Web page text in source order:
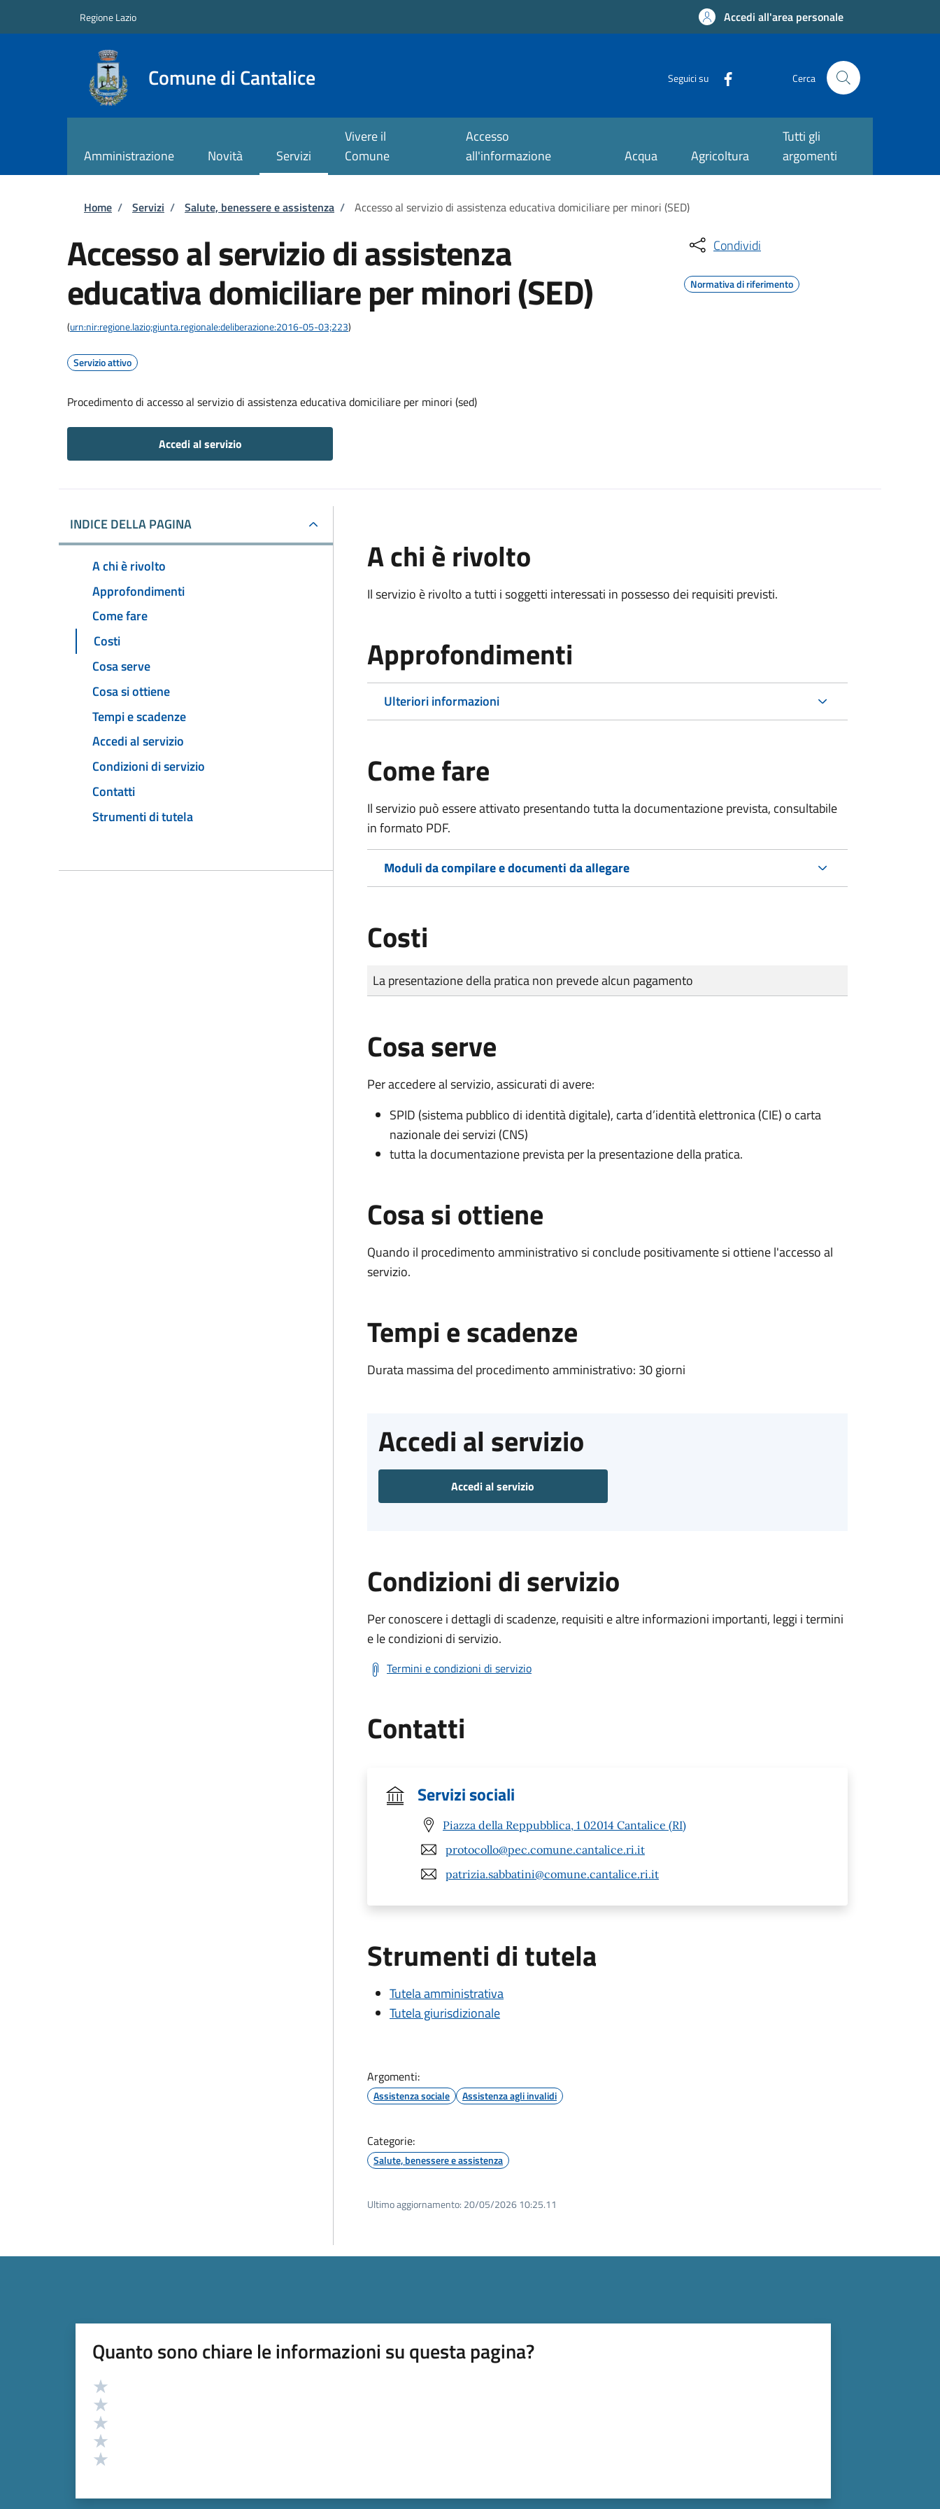
Regione Lazio Accedi all'area personale
Comune di Cantalice Seguici su Cerca
Amministrazione Novità Servizi
Vivere il
Comune
Accesso
all'informazione
Acqua Agricoltura
Tutti gli
argomenti
Briciole di pane
Home / Servizi / Salute, benessere e assistenza / Accesso al servizio di assistenza educativa domiciliare per minori (SED)
Accesso al servizio di assistenza
educativa domiciliare per minori (SED)
(urn:nir:regione.lazio;giunta.regionale:deliberazione:2016-05-03;223)
Servizio attivo
Procedimento di accesso al servizio di assistenza educativa domiciliare per minori (sed)
Accedi al servizio
Condividi
Normativa di riferimento
INDICE DELLA PAGINA
A chi è rivolto
Approfondimenti
Come fare
Costi
Cosa serve
Cosa si ottiene
Tempi e scadenze
Accedi al servizio
Condizioni di servizio
Contatti
Strumenti di tutela
A chi è rivolto
Il servizio è rivolto a tutti i soggetti interessati in possesso dei requisiti previsti.
Approfondimenti
Ulteriori informazioni
Come fare
Il servizio può essere attivato presentando tutta la documentazione prevista, consultabile
in formato PDF.
Moduli da compilare e documenti da allegare
Costi
Tipo di pagamento
Importo
La presentazione della pratica non prevede alcun pagamento
Cosa serve
Per accedere al servizio, assicurati di avere:
SPID (sistema pubblico di identità digitale), carta d’identità elettronica (CIE) o carta
nazionale dei servizi (CNS)
tutta la documentazione prevista per la presentazione della pratica.
Cosa si ottiene
Quando il procedimento amministrativo si conclude positivamente si ottiene l'accesso al
servizio.
Tempi e scadenze
Durata massima del procedimento amministrativo: 30 giorni
Accedi al servizio
Accedi al servizio
Condizioni di servizio
Per conoscere i dettagli di scadenze, requisiti e altre informazioni importanti, leggi i termini
e le condizioni di servizio.
Termini e condizioni di servizio
Contatti
Servizi sociali
Piazza della Reppubblica, 1 02014 Cantalice (RI)
protocollo@pec.comune.cantalice.ri.it
patrizia.sabbatini@comune.cantalice.ri.it
Strumenti di tutela
Tutela amministrativa
Tutela giurisdizionale
Argomenti:
Assistenza sociale Assistenza agli invalidi
Categorie:
Salute, benessere e assistenza
Ultimo aggiornamento: 20/05/2026 10:25.11
Quanto sono chiare le informazioni su questa pagina?
Valutazione